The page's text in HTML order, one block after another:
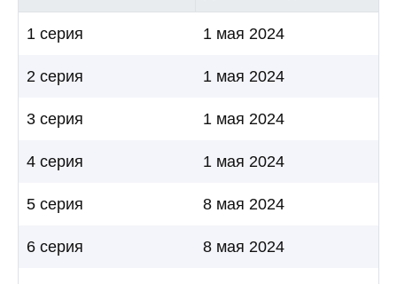
1 серия 1 мая 2024
2 серия 1 мая 2024
3 серия 1 мая 2024
4 серия 1 мая 2024
5 серия 8 мая 2024
6 серия 8 мая 2024